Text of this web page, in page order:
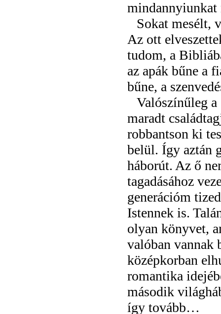
Sokat mesélt,
Az ott
tudom, a
az apák bűne a
bűne, a
Valószínűleg a
maradt
robbantson ki
belül. Így aztán
háborút. Az ő
tagadásához
generációm
Istennek is.
olyan könyvet,
valóban vannak
középkorban
romantika
második
így tovább…